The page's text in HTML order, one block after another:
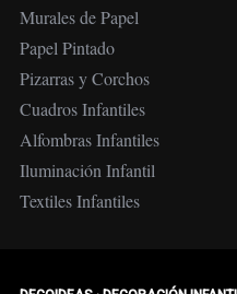
Murales de Papel
Papel Pintado
Pizarras y Corchos
Cuadros Infantiles
Alfombras Infantiles
Iluminación Infantil
Textiles Infantiles